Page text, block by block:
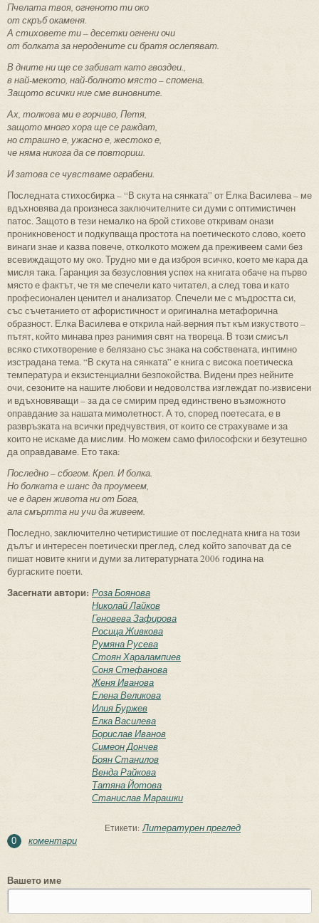
Пчелата твоя, огненото ти око
от скръб окаменя.
А стиховете ти – десетки огнени очи
от болката за неродените си братя ослепяват.
В дните ни ще се забиват като гвоздеи.,
в най-мекото, най-болното място – спомена.
Защото всички ние сме виновните.
Ах, толкова ми е горчиво, Петя,
защото много хора ще се раждат,
но страшно е, ужасно е, жестоко е,
че няма никога да се повториш.
И затова се чувстваме ограбени.
Последната стихосбирка – “В скута на сянката” от Елка Василева – ме
вдъхновява да произнеса заключителните си думи с оптимистичен
патос. Защото в тези немалко на брой стихове откривам онази
проникновеност и подкупваща простота на поетическото слово, което
винаги знае и казва повече, отколкото можем да преживеем сами без
всевиждащото му око. Трудно ми е да изброя всичко, което ме кара да
мисля така. Гаранция за безусловния успех на книгата обаче на първо
място е фактът, че тя ме спечели като читател, а след това и като
професионален ценител и анализатор. Спечели ме с мъдростта си,
със съчетанието от афористичност и оригинална метафорична
образност. Елка Василева е открила най-верния път към изкуството –
пътят, който минава през ранимия свят на твореца. В този смисъл
всяко стихотворение е белязано със знака на собствената, интимно
изстрадана тема. “В скута на сянката” е книга с висока поетическа
температура и екзистенциални безпокойства. Видени през нейните
очи, сезоните на нашите любови и недоволства изглеждат по-извисени
и вдъхновяващи – за да се смирим пред единствено възможното
оправдание за нашата мимолетност. А то, според поетесата, е в
развръзката на всички предчувствия, от които се страхуваме и за
които не искаме да мислим. Но можем само философски и безутешно
да оправдаваме. Ето така:
Последно – сбогом. Креп. И болка.
Но болката е шанс да проумеем,
че е дарен живота ни от Бога,
ала смъртта ни учи да живеем.
Последно, заключително четиристишие от последната книга на този
дълъг и интересен поетически преглед, след който започват да се
пишат новите книги и думи за литературната 2006 година на
бургаските поети.
Засегнати автори: Роза Боянова
Николай Лайков
Геновева Зафирова
Росица Живкова
Румяна Русева
Стоян Харалампиев
Соня Стефанова
Женя Иванова
Елена Великова
Илия Буржев
Елка Василева
Борислав Иванов
Симеон Дончев
Боян Станилов
Венда Райкова
Татяна Йотова
Станислав Марашки
0 коментари
Етикети:Литературен преглед
Вашето име